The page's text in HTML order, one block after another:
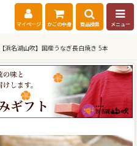
マイページ かごの中身 商品検索 メニュー
浜名湖山吹】国産うなぎ長白焼き 5本